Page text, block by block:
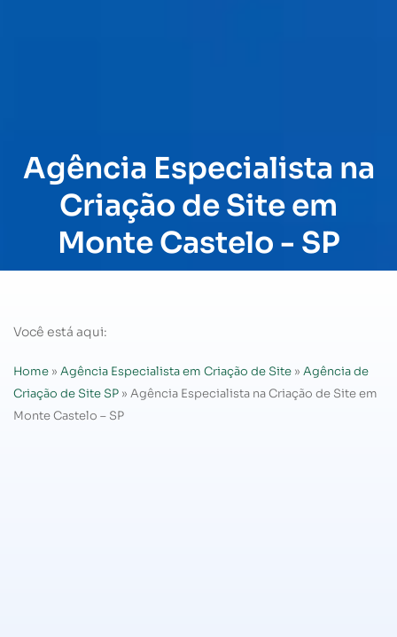
Agência Especialista na
Criação de Site em
Monte Castelo - SP
Você está aqui:
Home » Agência Especialista em Criação de Site » Agência de
Criação de Site SP » Agência Especialista na Criação de Site em
Monte Castelo – SP